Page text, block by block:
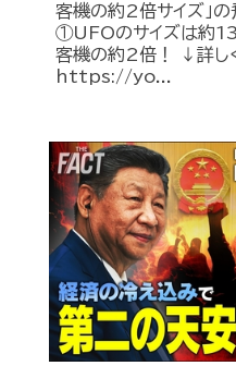
客機の約2倍サイズ」の
①UFOのサイズは約
客機の約2倍！ ↓詳し
https://yo...